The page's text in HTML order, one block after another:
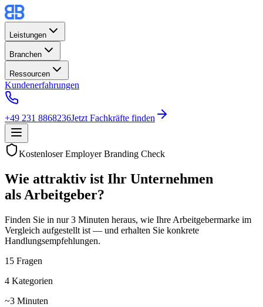
Leistungen
Branchen
Ressourcen
Kundenerfahrungen
+49 231 8868236Jetzt Fachkräfte finden
Kostenloser Employer Branding Check
Wie attraktiv ist Ihr Unternehmen
als Arbeitgeber?
Finden Sie in nur 3 Minuten heraus, wie Ihre Arbeitgebermarke im
Vergleich aufgestellt ist — und erhalten Sie konkrete
Handlungsempfehlungen.
15 Fragen
4 Kategorien
~3 Minuten